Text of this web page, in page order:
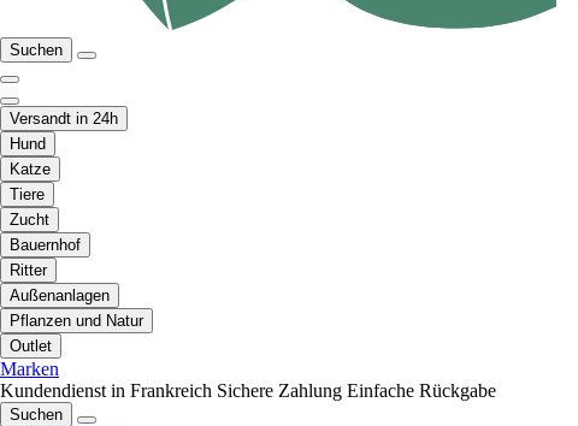
Suchen
Versandt in 24h
Hund
Katze
Tiere
Zucht
Bauernhof
Ritter
Außenanlagen
Pflanzen und Natur
Outlet
Marken
Kundendienst in Frankreich Sichere Zahlung Einfache Rückgabe
Suchen